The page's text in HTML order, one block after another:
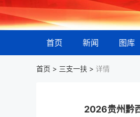
首页 新闻 图库
首页 > 三支一扶 > 详情
2026贵州黔